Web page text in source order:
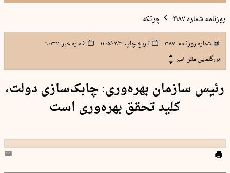
روزنامه شماره ۲۱۸۷ چرتکه
شماره روزنامه:۲۱۸۷ تاریخ چاپ:۱۴۰۵/۰۳/۴ شماره خبر:۹۰۲۴۲
بزرگنمایی متن خبر
رئیس سازمان بهره‌وری: چابک‌سازی دولت،
کلید تحقق بهره‌وری است